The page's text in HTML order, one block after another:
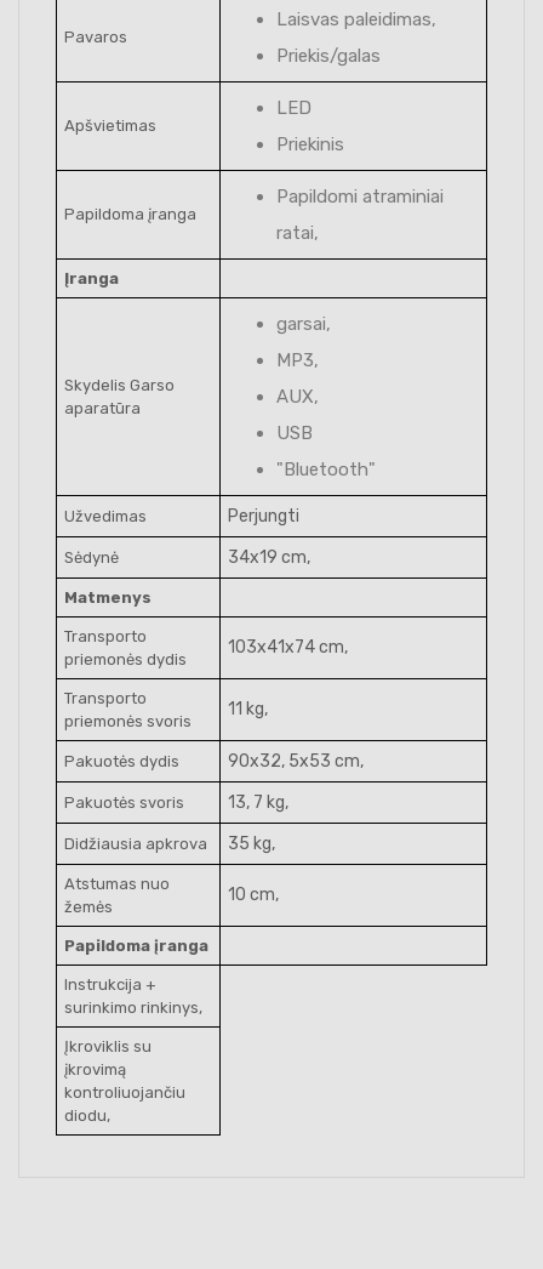
Pavaros
Laisvas paleidimas,
Priekis/galas
Apšvietimas
LED
Priekinis
Papildoma įranga
Papildomi atraminiai
ratai,
Įranga
Skydelis Garso
aparatūra
garsai,
MP3,
AUX,
USB
"Bluetooth"
Užvedimas Perjungti
Sėdynė 34x19 cm,
Matmenys
Transporto
priemonės dydis
103x41x74 cm,
Transporto
priemonės svoris
11 kg,
Pakuotės dydis 90x32, 5x53 cm,
Pakuotės svoris 13, 7 kg,
Didžiausia apkrova 35 kg,
Atstumas nuo
žemės
10 cm,
Papildoma įranga
Instrukcija +
surinkimo rinkinys,
Įkroviklis su
įkrovimą
kontroliuojančiu
diodu,